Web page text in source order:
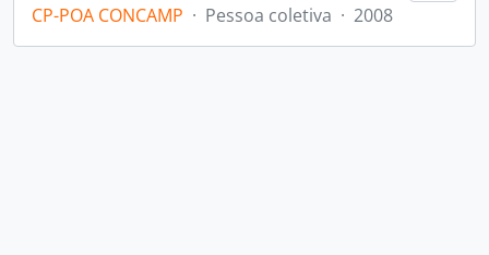
CP-POA CONCAMP · Pessoa coletiva · 2008